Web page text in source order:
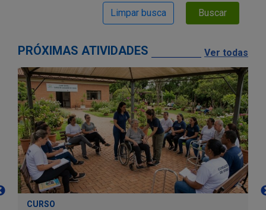
Limpar busca Buscar
PRÓXIMAS ATIVIDADES Ver todas
CURSO